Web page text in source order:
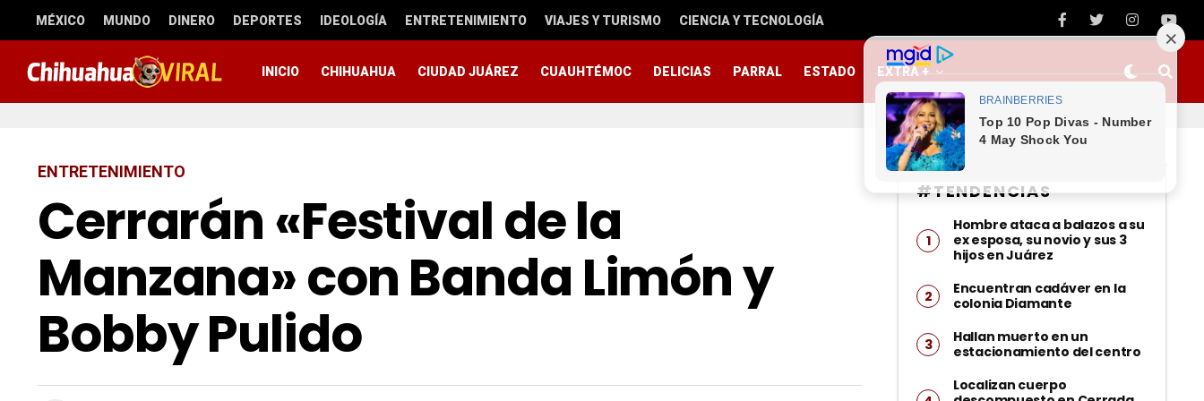
MÉXICO MUNDO DINERO DEPORTES IDEOLOGÍA ENTRETENIMIENTO VIAJES Y TURISMO CIENCIA Y TECNOLOGÍA
INICIO CHIHUAHUA CIUDAD JUÁREZ CUAUHTÉMOC DELICIAS PARRAL ESTADO EXTRA +
ENTRETENIMIENTO
Cerrarán «Festival de la
Manzana» con Banda Limón y
Bobby Pulido
#TENDENCIAS
Hombre ataca a balazos a su
ex esposa, su novio y sus 3
hijos en Juárez
Encuentran cadáver en la
colonia Diamante
Hallan muerto en un
estacionamiento del centro
Localizan cuerpo